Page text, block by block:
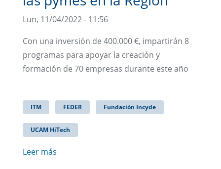
Lun, 11/04/2022 - 11:56
Con una inversión de 400.000 €, impartirán 8
programas para apoyar la creación y
formación de 70 empresas durante este año
ITM FEDER Fundación Incyde
UCAM HiTech
Leer más